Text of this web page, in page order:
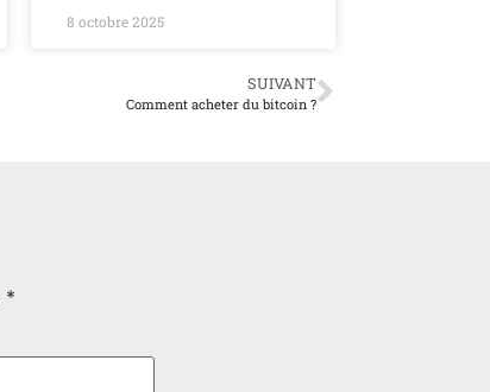
8 octobre 2025
SUIVANT
Comment acheter du bitcoin ?
*